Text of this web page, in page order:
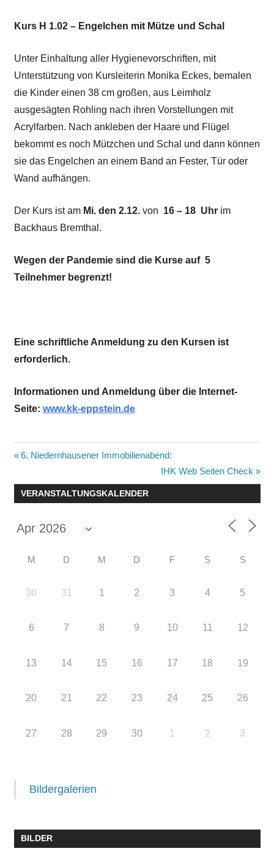
Kurs H 1.02 – Engelchen mit Mütze und Schal
Unter Einhaltung aller Hygienevorschriften, mit
Unterstützung von Kursleiterin Monika Eckes, bemalen
die Kinder einen 38 cm großen, aus Leimholz
ausgesägten Rohling nach ihren Vorstellungen mit
Acrylfarben. Nach ankleben der Haare und Flügel
bekommt es noch Mützchen und Schal und dann können
sie das Engelchen an einem Band an Fester, Tür oder
Wand aufhängen.
Der Kurs ist am Mi. den 2.12.von 16 – 18 Uhrim
Backhaus Bremthal.
Wegen der Pandemie sind die Kurse auf 5
Teilnehmer begrenzt!
Eine schriftliche Anmeldung zu den Kursen ist
erforderlich.
Informationen und Anmeldung über die Internet-
Seite: www.kk-eppstein.de
Beitragsnavigation
Vorheriger
6. Niedernhausener Immobilienabend:
Nächster
Beitrag:
IHK Web Seiten Check
VERANSTALTUNGSKALENDER
M D M D F S S
30 31 1 2 3 4 5
6 7 8 9 10 11 12
13 14 15 16 17 18 19
20 21 22 23 24 25 26
27 28 29 30 1 2 3
Bildergalerien
BILDER